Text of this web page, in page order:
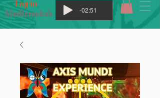
Log in
Medlemskab
-02:51